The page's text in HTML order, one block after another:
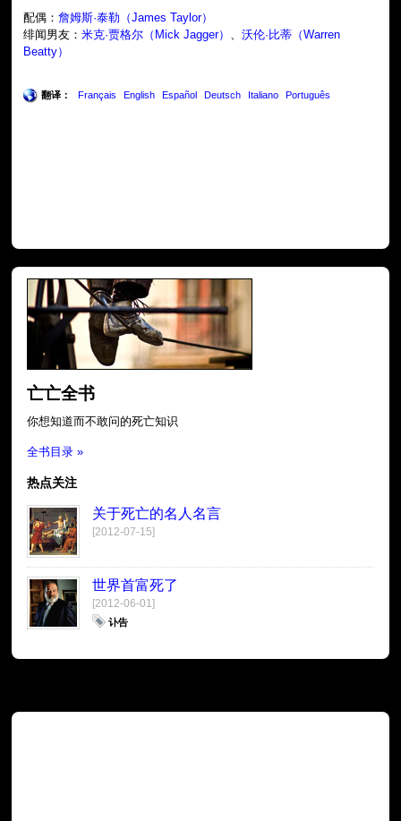
配偶：詹姆斯·泰勒（James Taylor）
绯闻男友：米克·贾格尔（Mick Jagger） 、沃伦·比蒂（Warren
Beatty）
翻译： Français English Español Deutsch Italiano Português
亡亡全书
你想知道而不敢问的死亡知识
全书目录 »
热点关注
关于死亡的名人名言
[2012-07-15]
世界首富死了
[2012-06-01]
讣告